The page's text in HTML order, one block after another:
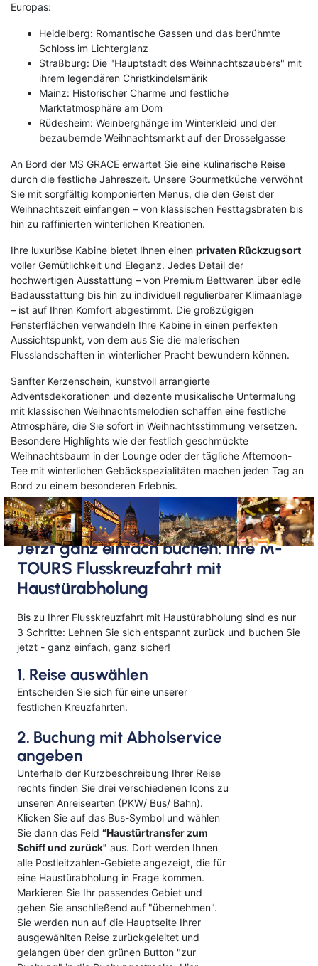
Europas:
Heidelberg: Romantische Gassen und das berühmte
Schloss im Lichterglanz
Straßburg: Die "Hauptstadt des Weihnachtszaubers" mit
ihrem legendären Christkindelsmärik
Mainz: Historischer Charme und festliche
Marktatmosphäre am Dom
Rüdesheim: Weinberghänge im Winterkleid und der
bezaubernde Weihnachtsmarkt auf der Drosselgasse
An Bord der MS GRACE erwartet Sie eine kulinarische Reise
durch die festliche Jahreszeit. Unsere Gourmetküche verwöhnt
Sie mit sorgfältig komponierten Menüs, die den Geist der
Weihnachtszeit einfangen – von klassischen Festtagsbraten bis
hin zu raffinierten winterlichen Kreationen.
Ihre luxuriöse Kabine bietet Ihnen einen privaten Rückzugsort
voller Gemütlichkeit und Eleganz. Jedes Detail der
hochwertigen Ausstattung – von Premium Bettwaren über edle
Badausstattung bis hin zu individuell regulierbarer Klimaanlage
– ist auf Ihren Komfort abgestimmt. Die großzügigen
Fensterflächen verwandeln Ihre Kabine in einen perfekten
Aussichtspunkt, von dem aus Sie die malerischen
Flusslandschaften in winterlicher Pracht bewundern können.
Sanfter Kerzenschein, kunstvoll arrangierte
Adventsdekorationen und dezente musikalische Untermalung
mit klassischen Weihnachtsmelodien schaffen eine festliche
Atmosphäre, die Sie sofort in Weihnachtsstimmung versetzen.
Besondere Highlights wie der festlich geschmückte
Weihnachtsbaum in der Lounge oder der tägliche Afternoon-
Tee mit winterlichen Gebäckspezialitäten machen jeden Tag an
Bord zu einem besonderen Erlebnis.
Jetzt ganz einfach buchen: Ihre M-
TOURS Flusskreuzfahrt mit
Haustürabholung
Bis zu Ihrer Flusskreuzfahrt mit Haustürabholung sind es nur
3 Schritte: Lehnen Sie sich entspannt zurück und buchen Sie
jetzt - ganz einfach, ganz sicher!
1. Reise auswählen
Entscheiden Sie sich für eine unserer
festlichen Kreuzfahrten.
2. Buchung mit Abholservice
angeben
Unterhalb der Kurzbeschreibung Ihrer Reise
rechts finden Sie drei verschiedenen Icons zu
unseren Anreisearten (PKW/ Bus/ Bahn).
Klicken Sie auf das Bus-Symbol und wählen
Sie dann das Feld “Haustürtransfer zum
Schiff und zurück" aus. Dort werden Ihnen
alle Postleitzahlen-Gebiete angezeigt, die für
eine Haustürabholung in Frage kommen.
Markieren Sie Ihr passendes Gebiet und
gehen Sie anschließend auf "übernehmen".
Sie werden nun auf die Hauptseite Ihrer
ausgewählten Reise zurückgeleitet und
gelangen über den grünen Button "zur